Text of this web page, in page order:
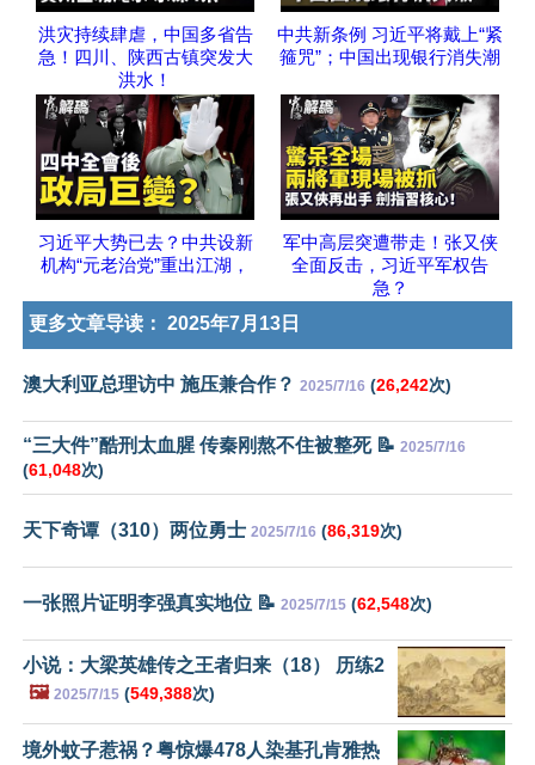
洪灾持续肆虐，中国多省告
急！四川、陕西古镇突发大
洪水！
中共新条例 习近平将戴上“紧
箍咒”；中国出现银行消失潮
习近平大势已去？中共设新
机构“元老治党”重出江湖，
军中高层突遭带走！张又侠
全面反击，习近平军权告
急？
更多文章导读： 2025年7月13日
澳大利亚总理访中 施压兼合作？ 2025/7/16 (26,242次)
“三大件”酷刑太血腥 传秦刚熬不住被整死 📝 2025/7/16
(61,048次)
天下奇谭（310）两位勇士 2025/7/16 (86,319次)
一张照片证明李强真实地位 📝 2025/7/15 (62,548次)
小说：大梁英雄传之王者归来（18） 历练2
🖼️ 2025/7/15 (549,388次)
境外蚊子惹祸？粤惊爆478人染基孔肯雅热